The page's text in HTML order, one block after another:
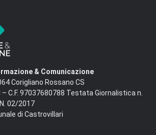
& Comunicazione
Corigliano Rossano CS
– C.F. 97037680788 Testata Giornalistica n.
02/2017
di Castrovillari